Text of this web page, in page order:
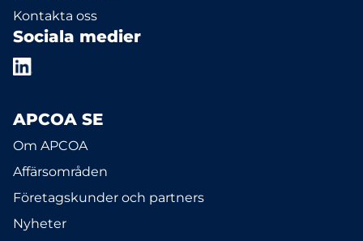
Kontakta oss
Sociala medier
APCOA SE
Om APCOA
Affärsområden
Företagskunder och partners
Nyheter